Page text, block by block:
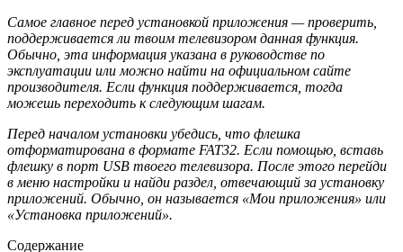
Самое главное перед установкой приложения — проверить,
поддерживается ли твоим телевизором данная функция.
Обычно, эта информация указана в руководстве по
эксплуатации или можно найти на официальном сайте
производителя. Если функция поддерживается, тогда
можешь переходить к следующим шагам.
Перед началом установки убедись, что флешка
отформатирована в формате FAT32. Если помощью, вставь
флешку в порт USB твоего телевизора. После этого перейди
в меню настройки и найди раздел, отвечающий за установку
приложений. Обычно, он называется «Мои приложения» или
«Установка приложений».
Содержание